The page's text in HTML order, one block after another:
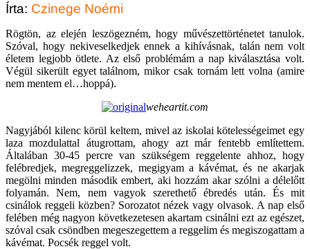
Írta: Czinege Noémi
Rögtön, az elején leszögezném, hogy művészettörténetet tanulok.
Szóval, hogy nekiveselkedjek ennek a kihívásnak, talán nem volt
életem legjobb ötlete. Az első problémám a nap kiválasztása volt.
Végül sikerült egyet találnom, mikor csak tornám lett volna (amire
nem mentem el…hoppá).
weheartit.com
Nagyjából kilenc körül keltem, mivel az iskolai kötelességeimet egy
laza mozdulattal átugrottam, ahogy azt már fentebb említettem.
Általában 30-45 percre van szükségem reggelente ahhoz, hogy
felébredjek, megreggelizzek, megigyam a kávémat, és ne akarjak
megölni minden második embert, aki hozzám akar szólni a délelőtt
folyamán. Nem, nem vagyok szerethető ébredés után. És mit
csinálok reggeli közben? Sorozatot nézek vagy olvasok. A nap első
felében még nagyon következetesen akartam csinálni ezt az egészet,
szóval csak csöndben megeszegettem a reggelim és megiszogattam a
kávémat. Pocsék reggel volt.